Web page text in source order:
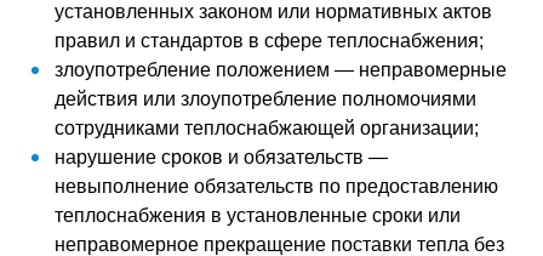
установленных законом или нормативных актов
правил и стандартов в сфере теплоснабжения;
злоупотребление положением — неправомерные
действия или злоупотребление полномочиями
сотрудниками теплоснабжающей организации;
нарушение сроков и обязательств —
невыполнение обязательств по предоставлению
теплоснабжения в установленные сроки или
неправомерное прекращение поставки тепла без